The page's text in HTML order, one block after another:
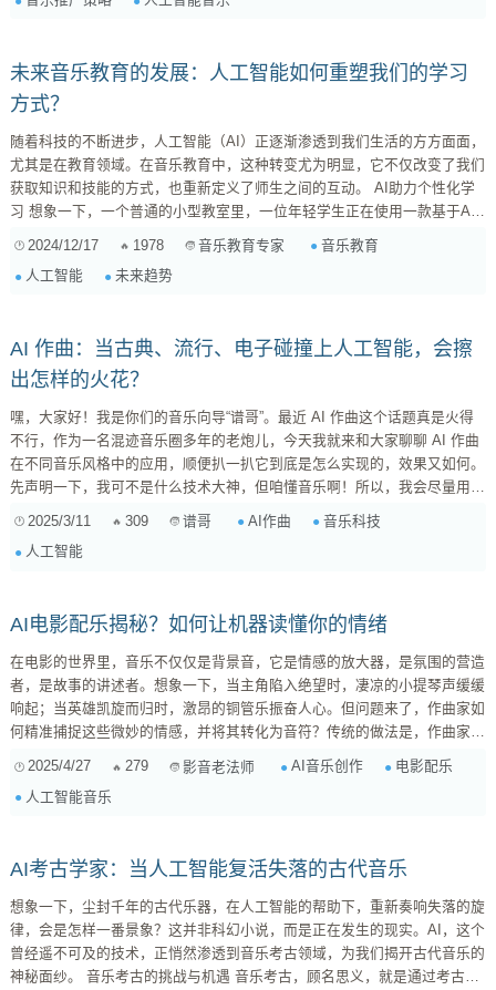
了解听众的喜好、习惯，从而制定更有效的营销策略。 AI音乐营销的核
未来音乐教育的发展：人工智能如何重塑我们的学习
方式？
随着科技的不断进步，人工智能（AI）正逐渐渗透到我们生活的方方面面，
尤其是在教育领域。在音乐教育中，这种转变尤为明显，它不仅改变了我们
获取知识和技能的方式，也重新定义了师生之间的互动。 AI助力个性化学
习 想象一下，一个普通的小型教室里，一位年轻学生正在使用一款基于AI
从乐谱理解到音色把握，无所不包。这种个性化学习体验，有望让每位学生
都能按照自己的节奏掌握复杂曲目，而不是被统一课程表束缚。 创造力与
2024/12/17 1978 音乐教育专家
音乐教育
人工智能
未来趋势
AI 作曲：当古典、流行、电子碰撞上人工智能，会擦
出怎样的火花？
嘿，大家好！我是你们的音乐向导“谱哥”。最近 AI 作曲这个话题真是火得
不行，作为一名混迹音乐圈多年的老炮儿，今天我就来和大家聊聊 AI 作曲
在不同音乐风格中的应用，顺便扒一扒它到底是怎么实现的，效果又如何。
先声明一下，我可不是什么技术大神，但咱懂音乐啊！所以，我会尽量用大
目标是：既要让音乐制作人能有所收获，也要让音乐爱好者们听得津津有
味！ AI 作曲，到底是个啥？ 在聊具体应用之前，咱们先得弄明白，AI 作
2025/3/11 309 谱哥 AI作曲
音乐科技
人工智能
AI电影配乐揭秘？如何让机器读懂你的情绪
在电影的世界里，音乐不仅仅是背景音，它是情感的放大器，是氛围的营造
者，是故事的讲述者。想象一下，当主角陷入绝望时，凄凉的小提琴声缓缓
响起；当英雄凯旋而归时，激昂的铜管乐振奋人心。但问题来了，作曲家如
何精准捕捉这些微妙的情感，并将其转化为音符？传统的做法是，作曲家需
要反复观看样片，与导演沟通，进行大量的尝试和修改。这个过程耗时耗
力，而且很大程度上依赖于作曲家的个人经验和灵感。 AI配乐的入局：效
率与创新的双刃剑 随着人工智能技术的飞速发展，一种全新的可能性正在
2025/4/27 279 影音老法师 AI音乐创作
电影配乐
人工智能音乐
AI考古学家：当人工智能复活失落的古代音乐
想象一下，尘封千年的古代乐器，在人工智能的帮助下，重新奏响失落的旋
律，会是怎样一番景象？这并非科幻小说，而是正在发生的现实。AI，这个
曾经遥不可及的技术，正悄然渗透到音乐考古领域，为我们揭开古代音乐的
神秘面纱。 音乐考古的挑战与机遇 音乐考古，顾名思义，就是通过考古学